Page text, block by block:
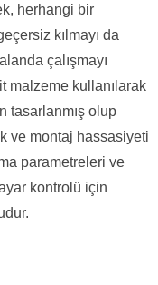
herhangi bir
kılmayı da
çalışmayı
malzeme kullanılarak
tasarlanmış olup
ve montaj hassasiyeti
parametreleri ve
kontrolü için